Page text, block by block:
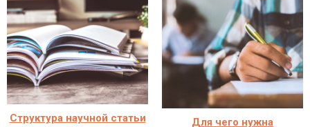
Структура научной статьи
Для чего нужна